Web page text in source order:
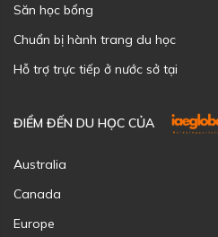
Săn học bổng
Chuẩn bị hành trang du học
Hỗ trợ trực tiếp ở nước sở tại
ĐIỂM ĐẾN DU HỌC CỦA
Australia
Canada
Europe